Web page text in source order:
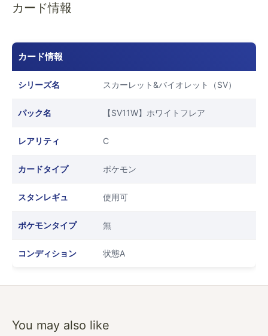
カード情報
カード情報
シリーズ名 スカーレット&バイオレット（SV）
パック名 【SV11W】ホワイトフレア
レアリティ C
カードタイプ ポケモン
スタンレギュ 使用可
ポケモンタイプ 無
コンディション 状態A
You may also like